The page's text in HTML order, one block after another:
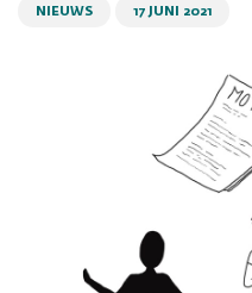
NIEUWS 17 JUNI 2021